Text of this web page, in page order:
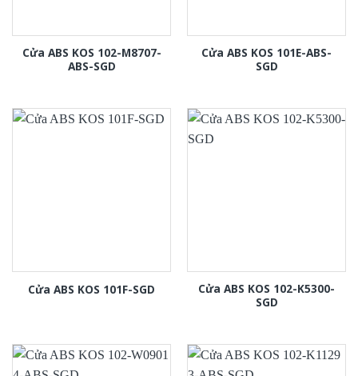
Cửa ABS KOS 102-M8707-
ABS-SGD
Cửa ABS KOS 101E-ABS-
SGD
Cửa ABS KOS 101F-SGD
Cửa ABS KOS 102-K5300-
SGD